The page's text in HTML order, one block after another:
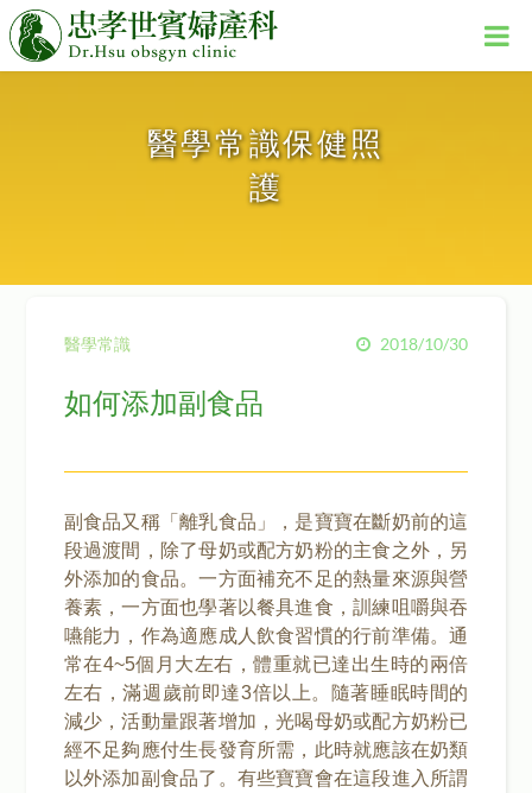
醫學常識保健照
護
醫學常識 2018/10/30
如何添加副食品
副食品又稱「離乳食品」，是寶寶在斷奶前的這
段過渡間，除了母奶或配方奶粉的主食之外，另
外添加的食品。一方面補充不足的熱量來源與營
養素，一方面也學著以餐具進食，訓練咀嚼與吞
嚥能力，作為適應成人飲食習慣的行前準備。通
常在4~5個月大左右，體重就已達出生時的兩倍
左右，滿週歲前即達3倍以上。隨著睡眠時間的
減少，活動量跟著增加，光喝母奶或配方奶粉已
經不足夠應付生長發育所需，此時就應該在奶類
以外添加副食品了。有些寶寶會在這段進入所謂